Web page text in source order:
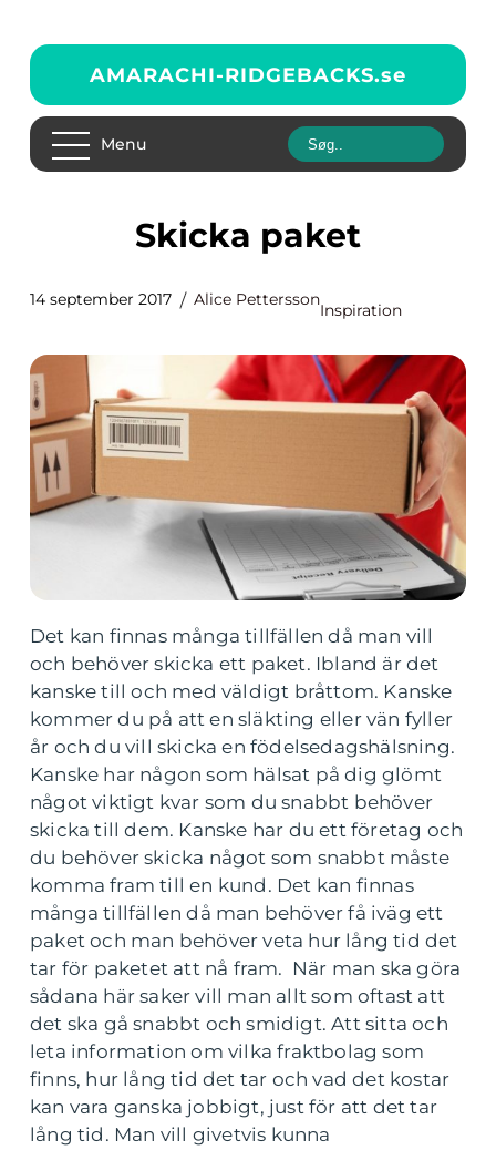
AMARACHI-RIDGEBACKS.se
Menu
Skicka paket
14 september 2017 Alice Pettersson
Inspiration
Det kan finnas många tillfällen då man vill
och behöver skicka ett paket. Ibland är det
kanske till och med väldigt bråttom. Kanske
kommer du på att en släkting eller vän fyller
år och du vill skicka en födelsedagshälsning.
Kanske har någon som hälsat på dig glömt
något viktigt kvar som du snabbt behöver
skicka till dem. Kanske har du ett företag och
du behöver skicka något som snabbt måste
komma fram till en kund. Det kan finnas
många tillfällen då man behöver få iväg ett
paket och man behöver veta hur lång tid det
tar för paketet att nå fram. När man ska göra
sådana här saker vill man allt som oftast att
det ska gå snabbt och smidigt. Att sitta och
leta information om vilka fraktbolag som
finns, hur lång tid det tar och vad det kostar
kan vara ganska jobbigt, just för att det tar
lång tid. Man vill givetvis kunna